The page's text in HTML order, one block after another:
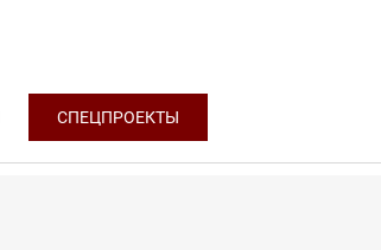
СПЕЦПРОЕКТЫ